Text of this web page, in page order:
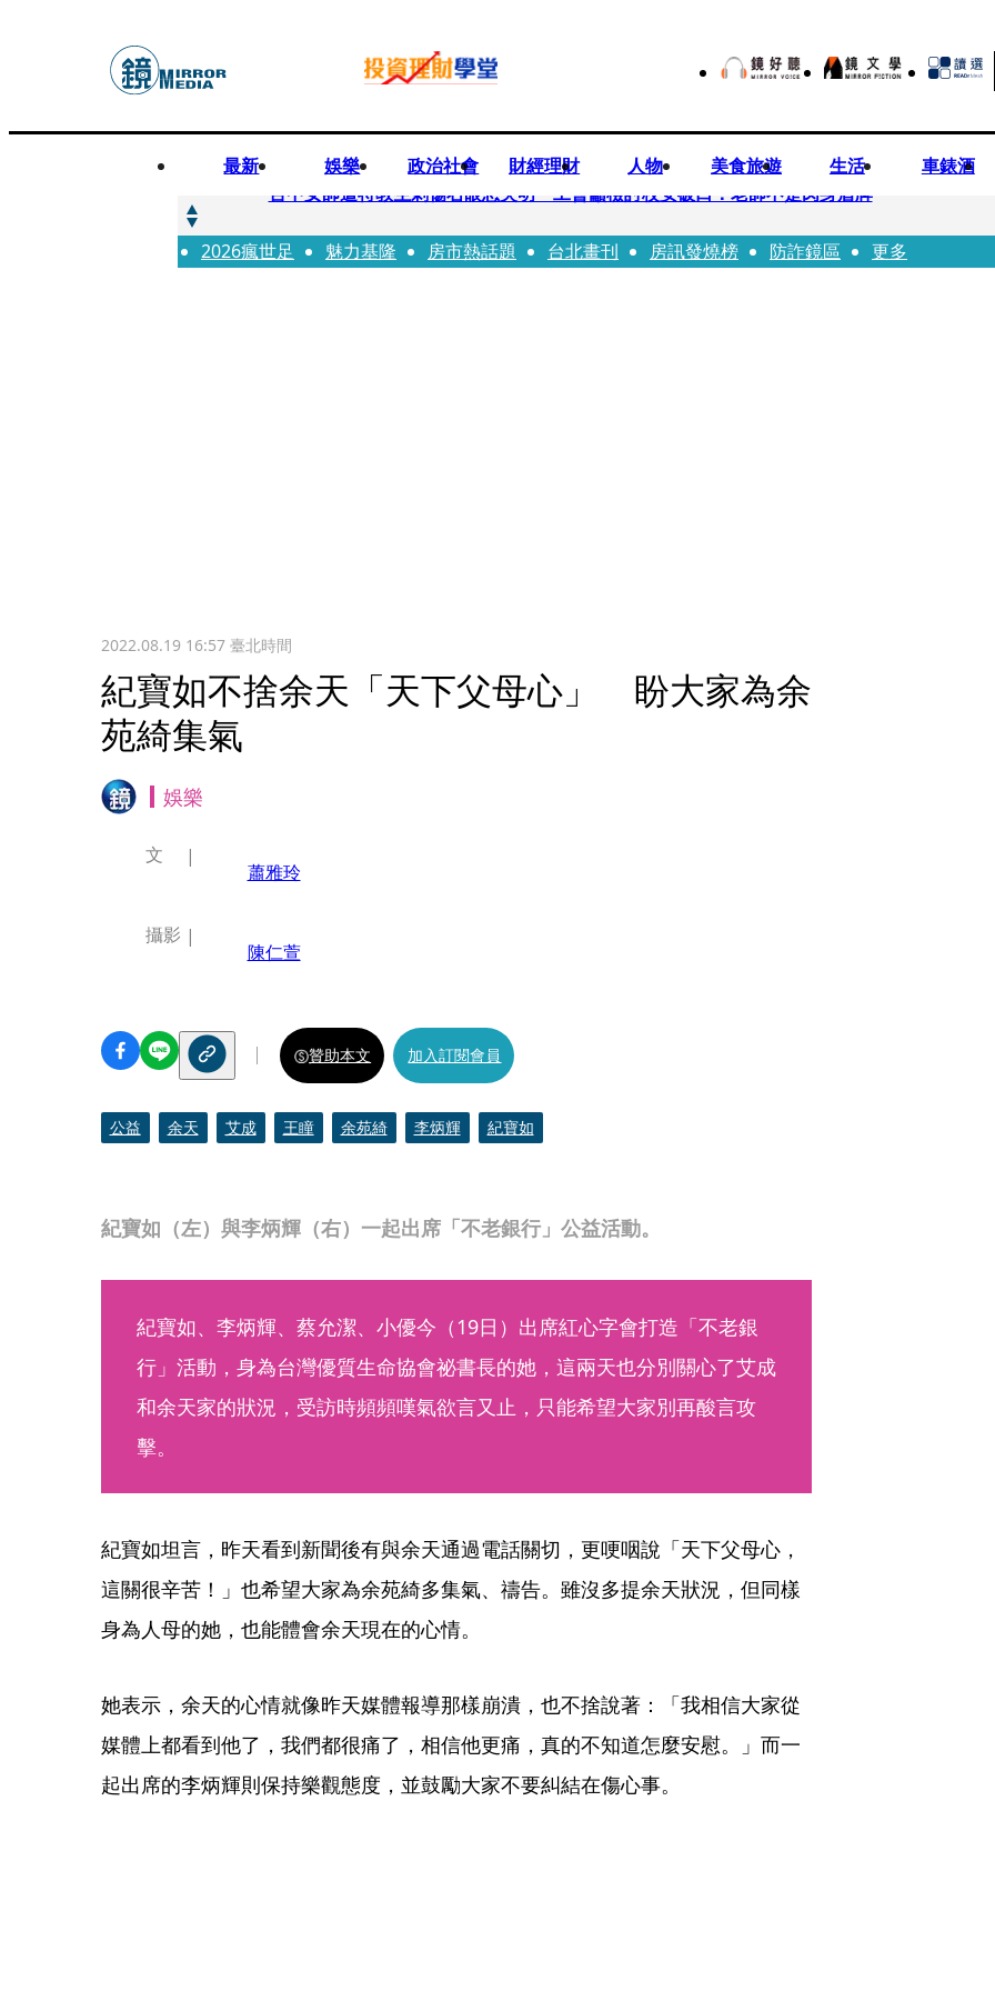
最新 娛樂 政治社會 財經理財 人物 美食旅遊 生活 車錶酒
快訊
台中女師遭特教生刺傷右眼恐失明 工會籲檢討校安破口：老師不是肉身盾牌
快訊
新聞傳真／男同事追求不成跟騷偷拍 台中女師控校方霸凌成幫凶
2026瘋世足 魅力基隆 房市熱話題 台北畫刊 房訊發燒榜 防詐鏡區 更多
2022.08.19 16:57臺北時間
紀寶如不捨余天「天下父母心」 盼大家為余
苑綺集氣
娛樂
紀寶如（左）與李炳輝（右）一起出席「不老銀行」公益活動。
文
蕭雅玲
攝影
陳仁萱
贊助本文 加入訂閱會員
公益 余天 艾成 王瞳 余苑綺 李炳輝 紀寶如
紀寶如、李炳輝、蔡允潔、小優今（19日）出席紅心字會打造「不老銀
行」活動，身為台灣優質生命協會祕書長的她，這兩天也分別關心了艾成
和余天家的狀況，受訪時頻頻嘆氣欲言又止，只能希望大家別再酸言攻
擊。
紀寶如坦言，昨天看到新聞後有與余天通過電話關切，更哽咽說「天下父母心，
這關很辛苦！」也希望大家為余苑綺多集氣、禱告。雖沒多提余天狀況，但同樣
身為人母的她，也能體會余天現在的心情。
她表示，余天的心情就像昨天媒體報導那樣崩潰，也不捨說著：「我相信大家從
媒體上都看到他了，我們都很痛了，相信他更痛，真的不知道怎麼安慰。」而一
起出席的李炳輝則保持樂觀態度，並鼓勵大家不要糾結在傷心事。